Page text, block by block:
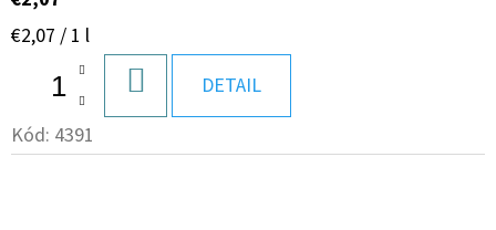
Jednotková
€2,07 / 1 l
KOŠÍKA
DETAIL
Kód: 4391